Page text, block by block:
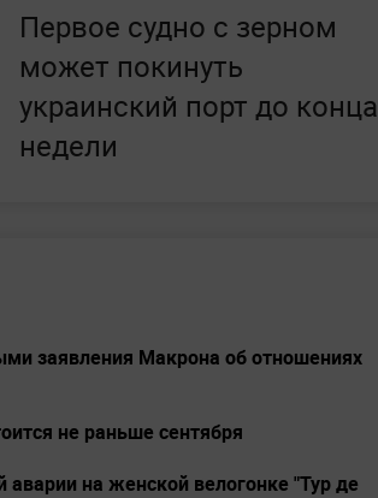
Первое судно с зерном
может покинуть
украинский порт до конца
недели
заявления Макрона об отношениях
не раньше сентября
на женской велогонке "Тур де